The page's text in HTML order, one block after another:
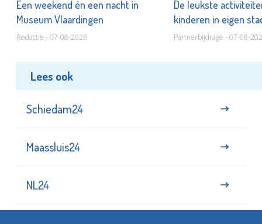
Een weekend én een nacht in
Museum Vlaardingen
Redactie - 07-08-2026
De leukste
kinderen in eigen
Partnerbijdrage - 07-08-
Lees ook
Schiedam24
Maassluis24
NL24